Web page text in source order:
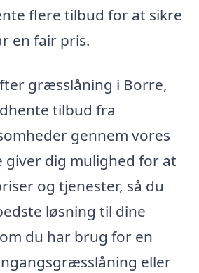
flere tilbud for at sikre
en fair pris.
græsslåning i Borre,
tilbud fra
gennem vores
dig mulighed for at
og tjenester, så du
løsning til dine
du har brug for en
eller